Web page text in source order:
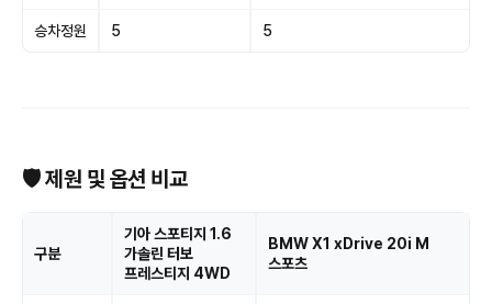
승차정원 5 5
🛡 제원 및 옵션 비교
구분
기아 스포티지 1.6
가솔린 터보
프레스티지 4WD
BMW X1 xDrive 20i M
스포츠